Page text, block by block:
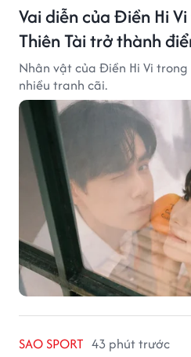
Vai diễn của Điền Hi
Thiên Tài trở thành
Nhân vật của Điền Hi Vi
nhiều tranh cãi.
SAO SPORT 43 phút trước